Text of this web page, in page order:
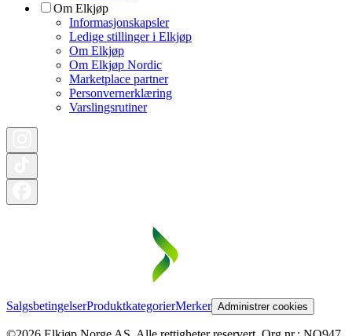
Om Elkjøp
Informasjonskapsler
Ledige stillinger i Elkjøp
Om Elkjøp
Om Elkjøp Nordic
Marketplace partner
Personvernerklæring
Varslingsrutiner
SalgsbetingelserProduktkategorierMerker Administrer cookies